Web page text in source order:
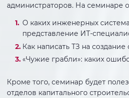
администраторов. На семинаре
О каких инженерных
представление ИТ-
Как написать ТЗ на
«Чужие грабли»: каких
Кроме того, семинар будет
отделов капитального